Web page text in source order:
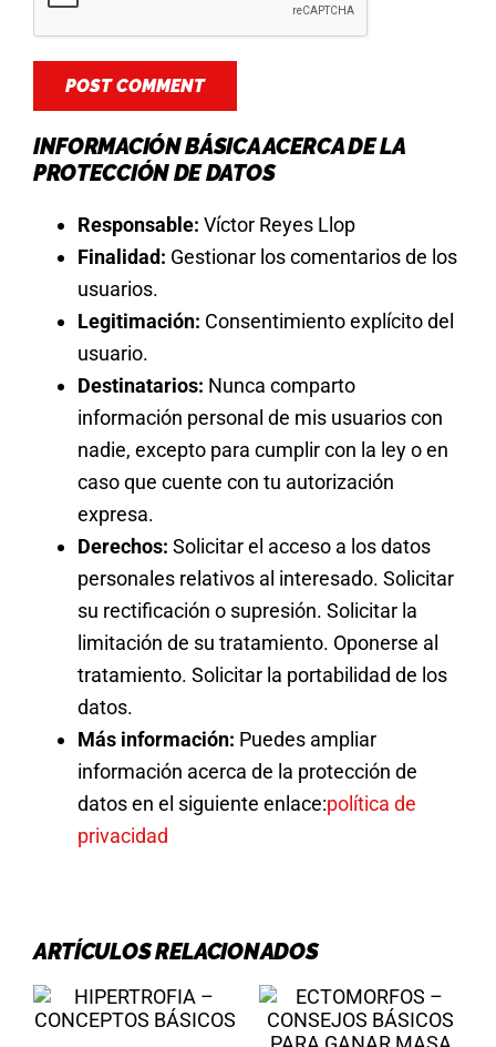
INFORMACIÓN BÁSICA ACERCA DE LA
PROTECCIÓN DE DATOS
Responsable: Víctor Reyes Llop
Finalidad: Gestionar los comentarios de los
usuarios.
Legitimación: Consentimiento explícito del
usuario.
Destinatarios: Nunca comparto
información personal de mis usuarios con
nadie, excepto para cumplir con la ley o en
caso que cuente con tu autorización
expresa.
Derechos: Solicitar el acceso a los datos
personales relativos al interesado. Solicitar
su rectificación o supresión. Solicitar la
limitación de su tratamiento. Oponerse al
tratamiento. Solicitar la portabilidad de los
datos.
Más información: Puedes ampliar
información acerca de la protección de
datos en el siguiente enlace:política de
privacidad
ARTÍCULOS RELACIONADOS